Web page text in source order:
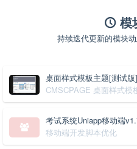
模
持续迭代更新的模块
桌面样式模板主题[测试
CMSCPAGE 桌面样式模
考试系统Uniapp移动端
移动端开发脚本优化